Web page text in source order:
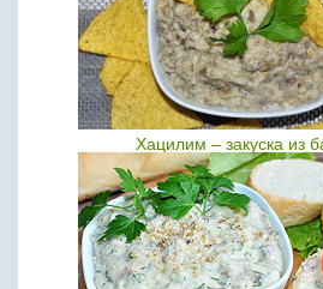
Хацилим – закуска из